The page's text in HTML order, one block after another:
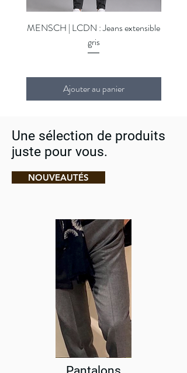
Séchage machine interdit
Repassage fer moyen sur l'envers
Nettoyage à sec interdit
MENSCH | LCDN : Jeans extensible
gris
Ajouter au panier
Une sélection de produits
juste pour vous.
NOUVEAUTÉS